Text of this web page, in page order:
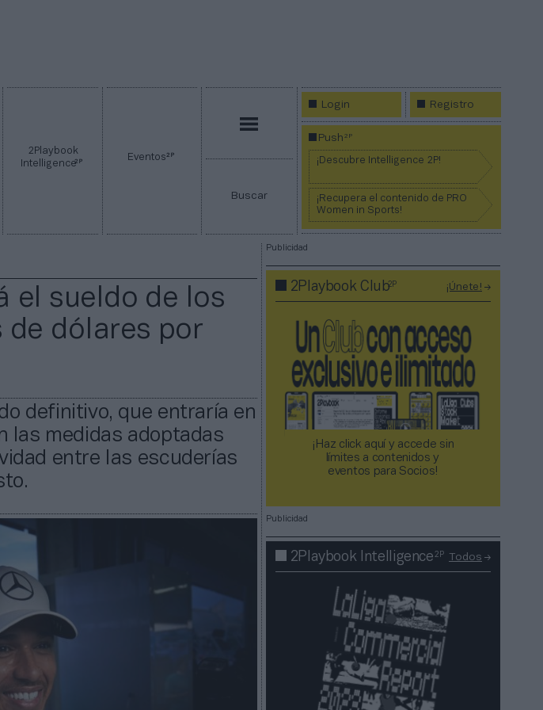
2Playbook
Intelligence2P Eventos2P
Buscar
Login Registro
Push2P
¡Descubre Intelligence 2P!
¡Recupera el contenido de PRO
Women in Sports!
el sueldo de los
de dólares por
definitivo, que entraría en
las medidas adoptadas
entre las escuderías
Publicidad
2Playbook Club2P ¡Únete!
¡Haz click aquí y accede sin
límites a contenidos y
eventos para Socios!​​​​​​​
Publicidad
2Playbook Intelligence2P Todos